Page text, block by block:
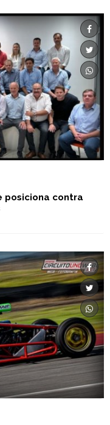
posiciona contra